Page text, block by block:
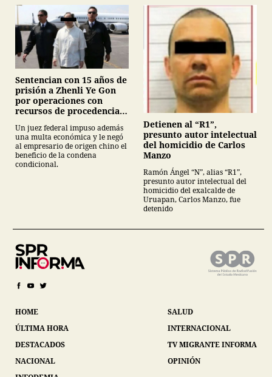
Sentencian con 15 años de
prisión a Zhenli Ye Gon
por operaciones con
recursos de procedencia
Un juez federal impuso además
una multa económica y le negó
al empresario de origen chino el
beneficio de la condena
condicional.
Detienen al “R1”,
presunto autor intelectual
del homicidio de Carlos
Manzo
Ramón Ángel “N”, alias “R1”,
presunto autor intelectual del
homicidio del exalcalde de
Uruapan, Carlos Manzo, fue
detenido
HOME
ÚLTIMA HORA
DESTACADOS
NACIONAL
SALUD
INTERNACIONAL
TV MIGRANTE INFORMA
OPINIÓN